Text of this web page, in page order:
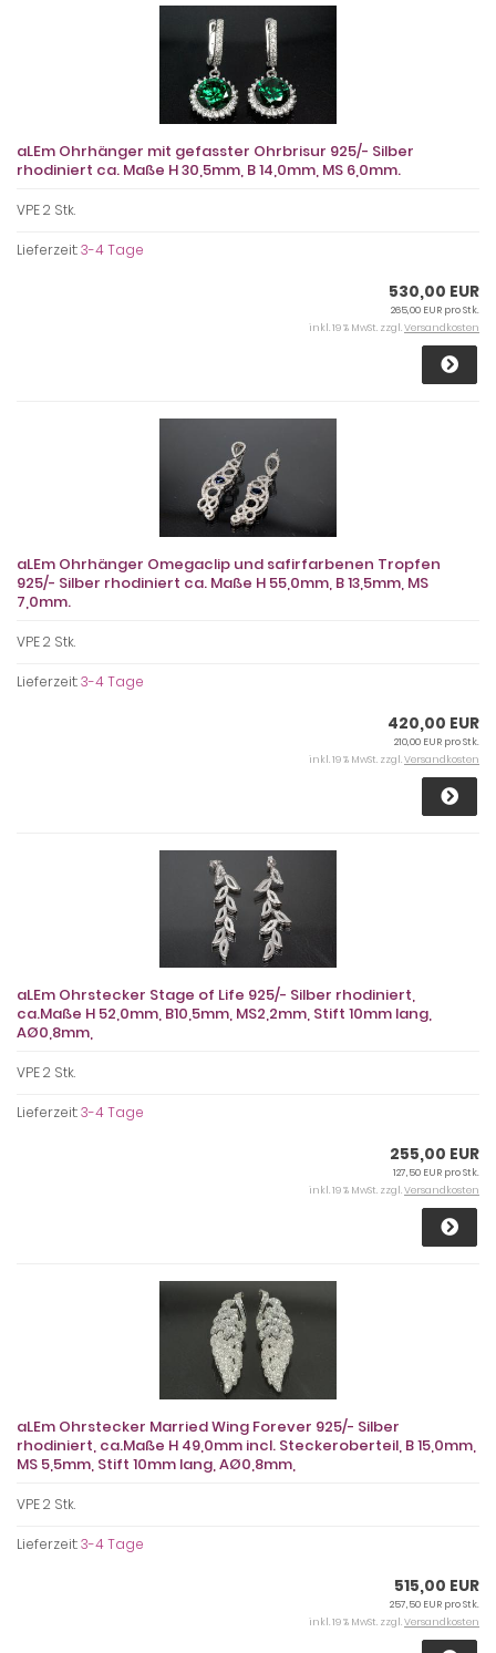
aLEm Ohrhänger mit gefasster Ohrbrisur 925/- Silber
rhodiniert ca. Maße H 30,5mm, B 14,0mm, MS 6,0mm.
VPE 2 Stk.
Lieferzeit:3-4 Tage
530,00 EUR
265,00 EUR pro Stk.
inkl. 19 % MwSt. zzgl.Versandkosten
aLEm Ohrhänger Omegaclip und safirfarbenen Tropfen
925/- Silber rhodiniert ca. Maße H 55,0mm, B 13,5mm, MS
7,0mm.
VPE 2 Stk.
Lieferzeit:3-4 Tage
420,00 EUR
210,00 EUR pro Stk.
inkl. 19 % MwSt. zzgl.Versandkosten
aLEm Ohrstecker Stage of Life 925/- Silber rhodiniert,
ca.Maße H 52,0mm, B10,5mm, MS2,2mm, Stift 10mm lang,
AØ0,8mm,
VPE 2 Stk.
Lieferzeit:3-4 Tage
255,00 EUR
127,50 EUR pro Stk.
inkl. 19 % MwSt. zzgl.Versandkosten
aLEm Ohrstecker Married Wing Forever 925/- Silber
rhodiniert, ca.Maße H 49,0mm incl. Steckeroberteil, B 15,0mm,
MS 5,5mm, Stift 10mm lang, AØ0,8mm,
VPE 2 Stk.
Lieferzeit:3-4 Tage
515,00 EUR
257,50 EUR pro Stk.
inkl. 19 % MwSt. zzgl.Versandkosten